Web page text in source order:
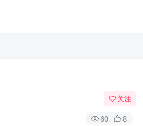
关注
60 8